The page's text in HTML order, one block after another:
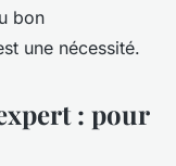
bon
une nécessité.
: pour